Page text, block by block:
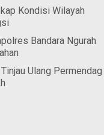
Kondisi Wilayah
Bandara Ngurah
Ulang Permendag